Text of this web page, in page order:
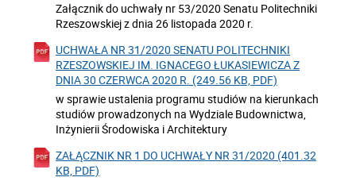
Załącznik do uchwały nr 53/2020 Senatu Politechniki
Rzeszowskiej z dnia 26 listopada 2020 r.
UCHWAŁA NR 31/2020 SENATU POLITECHNIKI
RZESZOWSKIEJ IM. IGNACEGO ŁUKASIEWICZA Z
DNIA 30 CZERWCA 2020 R. (249.56 KB, PDF)
w sprawie ustalenia programu studiów na kierunkach
studiów prowadzonych na Wydziale Budownictwa,
Inżynierii Środowiska i Architektury
ZAŁĄCZNIK NR 1 DO UCHWAŁY NR 31/2020 (401.32
KB, PDF)